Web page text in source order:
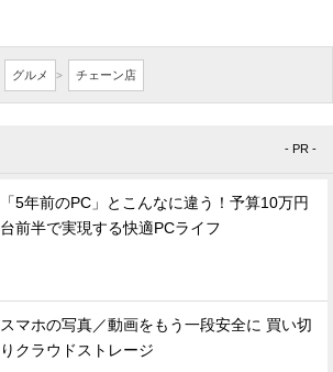
グルメ > チェーン店
- PR -
「5年前のPC」とこんなに違う！予算10万円
台前半で実現する快適PCライフ
スマホの写真／動画をもう一段安全に 買い切
りクラウドストレージ